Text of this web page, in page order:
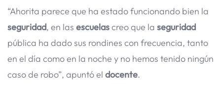
“Ahorita parece que ha estado funcionando bien la
seguridad, en las escuelascreo que la seguridad
pública ha dado sus rondines con frecuencia, tanto
en el día como en la noche y no hemos tenido ningún
caso de robo”, apuntó el docente.